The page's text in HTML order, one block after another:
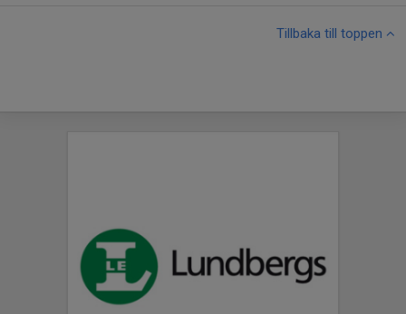
Tillbaka till toppen